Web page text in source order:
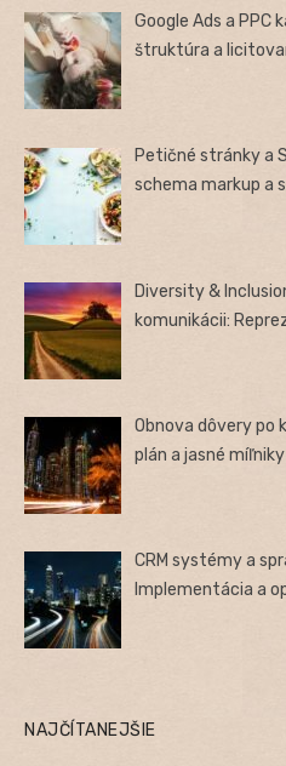
Google Ads a PPC
štruktúra a
Petičné stránky a
schema markup a
Diversity &
komunikácii:
Obnova dôvery
plán a jasné míľniky
CRM systémy a
Implementácia a
NAJČÍTANEJŠIE